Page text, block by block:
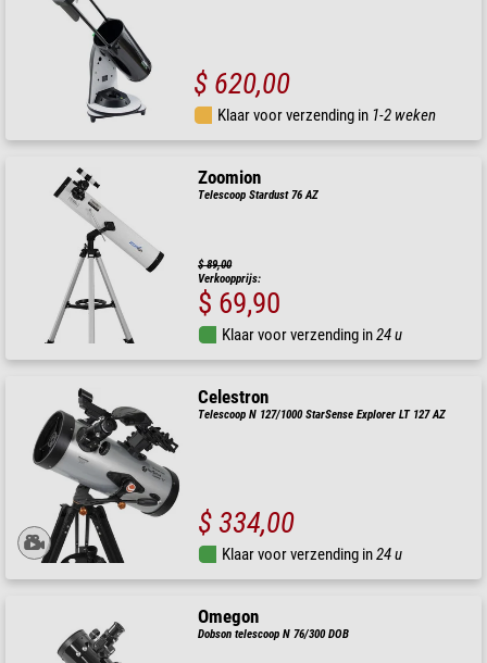
$ 620,00
Klaar voor verzending in 1-2 weken
Zoomion
Telescoop Stardust 76 AZ
$ 89,00
Verkoopprijs:
$ 69,90
Klaar voor verzending in24 u
Celestron
Telescoop N 127/1000 StarSense Explorer LT 127 AZ
$ 334,00
Klaar voor verzending in24 u
Omegon
Dobson telescoop N 76/300 DOB